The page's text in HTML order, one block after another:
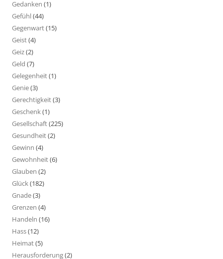
Gedanken (1)
Gefühl(44)
Gegenwart(15)
Geist(4)
Geiz(2)
Geld (7)
Gelegenheit(1)
Genie(3)
Gerechtigkeit(3)
Geschenk(1)
Gesellschaft(225)
Gesundheit(2)
Gewinn (4)
Gewohnheit(6)
Glauben (2)
Glück(182)
Gnade(3)
Grenzen (4)
Handeln (16)
Hass(12)
Heimat(5)
Herausforderung(2)